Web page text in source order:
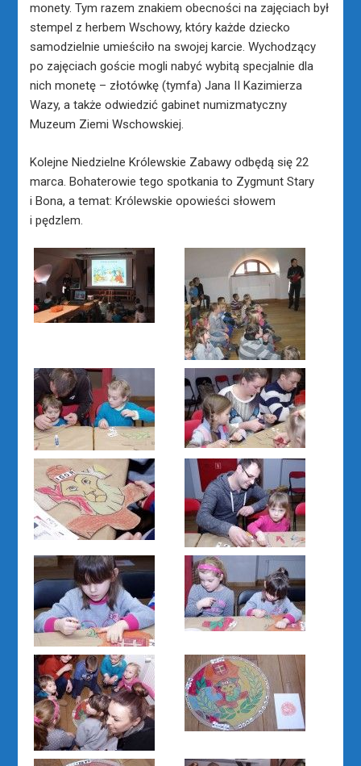
monety. Tym razem znakiem obecności na zajęciach był
stempel z herbem Wschowy, który każde dziecko
samodzielnie umieściło na swojej karcie. Wychodzący
po zajęciach goście mogli nabyć wybitą specjalnie dla
nich monetę – złotówkę (tymfa) Jana II Kazimierza
Wazy, a także odwiedzić gabinet numizmatyczny
Muzeum Ziemi Wschowskiej.
Kolejne Niedzielne Królewskie Zabawy odbędą się 22
marca. Bohaterowie tego spotkania to Zygmunt Stary
i Bona, a temat: Królewskie opowieści słowem
i pędzlem.